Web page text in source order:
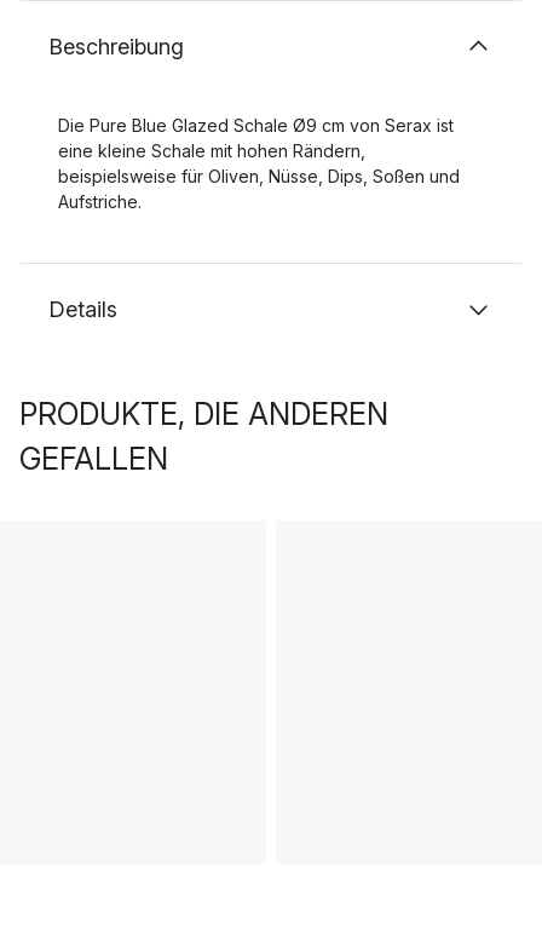
Beschreibung
Die Pure Blue Glazed Schale Ø9 cm von Serax ist
eine kleine Schale mit hohen Rändern,
beispielsweise für Oliven, Nüsse, Dips, Soßen und
Aufstriche.
Details
PRODUKTE, DIE ANDEREN
GEFALLEN